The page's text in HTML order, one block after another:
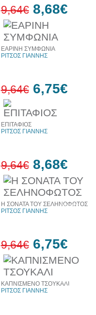
9,64€ 8,68€
ΕΑΡΙΝΗ ΣΥΜΦΩΝΙΑ
ΡΙΤΣΟΣ ΓΙΑΝΝΗΣ
9,64€ 6,75€
έκπτωση
ΕΠΙΤΑΦΙΟΣ
ΡΙΤΣΟΣ ΓΙΑΝΝΗΣ
9,64€ 8,68€
έκπτωση
web
Η ΣΟΝΑΤΑ ΤΟΥ ΣΕΛΗΝΟΦΩΤΟΣ
ΡΙΤΣΟΣ ΓΙΑΝΝΗΣ
9,64€ 6,75€
ΚΑΠΝΙΣΜΕΝΟ ΤΣΟΥΚΑΛΙ
ΡΙΤΣΟΣ ΓΙΑΝΝΗΣ